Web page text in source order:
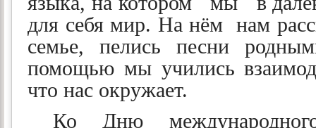
для себя мир. На нём нам
семье, пелись песни
помощью мы учились
что нас окружает.
Ко Дню